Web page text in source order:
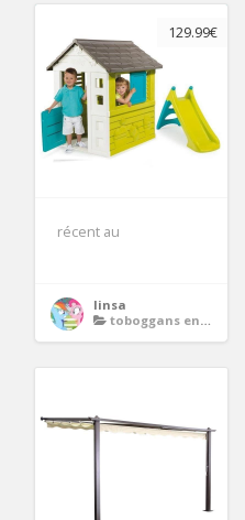
129.99€
récent au
linsa
toboggans enfants